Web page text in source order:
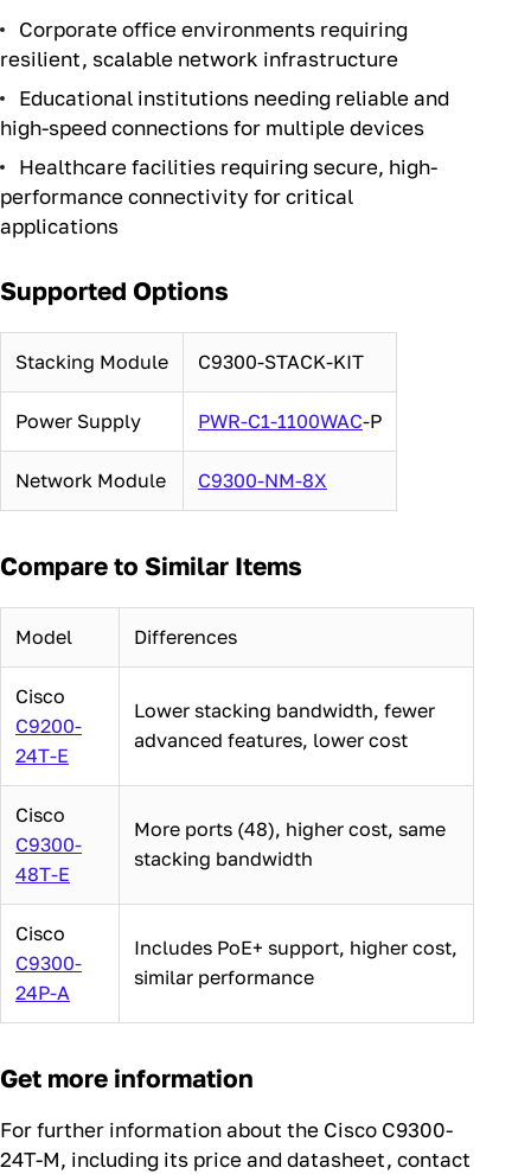
Corporate office environments requiring
resilient, scalable network infrastructure
Educational institutions needing reliable and
high-speed connections for multiple devices
Healthcare facilities requiring secure, high-
performance connectivity for critical
applications
Supported Options
Stacking Module C9300-STACK-KIT
Power Supply PWR-C1-1100WAC-P
Network Module C9300-NM-8X
Compare to Similar Items
Model Differences
Cisco
C9200-
24T-E
Lower stacking bandwidth, fewer
advanced features, lower cost
Cisco
C9300-
48T-E
More ports (48), higher cost, same
stacking bandwidth
Cisco
C9300-
24P-A
Includes PoE+ support, higher cost,
similar performance
Get more information
For further information about the Cisco C9300-
24T-M, including its price and datasheet, contact